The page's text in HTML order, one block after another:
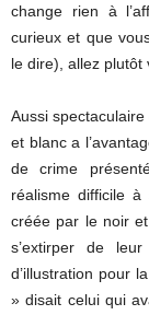
change rien à
curieux et que
le dire), allez plutôt
Aussi
et blanc a
de crime
réalisme difficile à
créée par le noir
s’extirper de
d’illustration pour
» disait celui qui